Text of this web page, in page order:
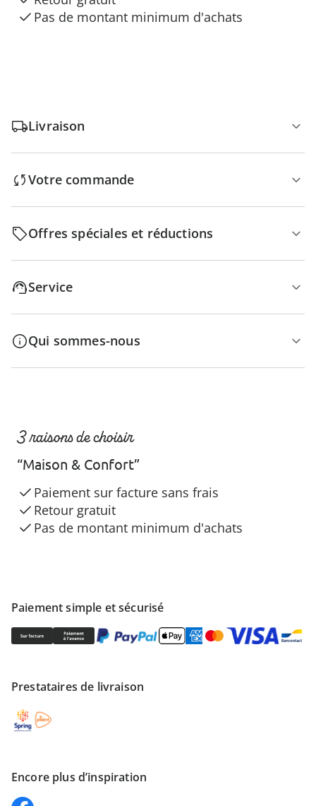
Pas de montant minimum d'achats
Livraison
Votre commande
Offres spéciales et réductions
Service
Qui sommes-nous
Paiement simple et sécurisé
Prestataires de livraison
Encore plus d’inspiration
3 raisons de choisir
“Maison & Confort”
Paiement sur facture sans frais
Retour gratuit
Pas de montant minimum d'achats